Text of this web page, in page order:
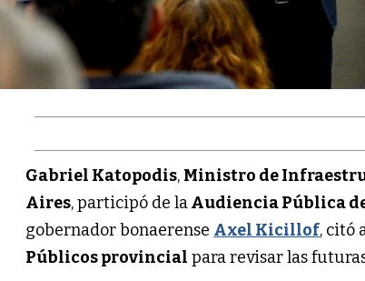
Gabriel Katopodis, Ministro de
Aires, participó de laAudiencia Pública
gobernador bonaerense Axel Kicillof, citó
Públicos provincial para revisar las